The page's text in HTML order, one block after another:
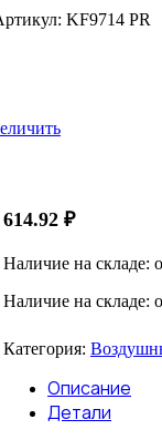
KF9714 PR
614.92 ₽
Наличие на складе:
Наличие на складе:
Категория:
Описание
Детали